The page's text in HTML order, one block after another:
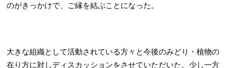
のがきっかけで、ご縁を結ぶことになった。
大きな組織として活動されている方々と今後のみどり・植物の
在り方に対しディスカッションをさせていただいた。少し一方